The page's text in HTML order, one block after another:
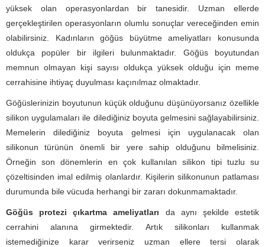
yüksek olan operasyonlardan bir tanesidir. Uzman ellerde
gerçekleştirilen operasyonların olumlu sonuçlar vereceğinden emin
olabilirsiniz. Kadınların göğüs büyütme ameliyatları konusunda
oldukça popüler bir ilgileri bulunmaktadır. Göğüs boyutundan
memnun olmayan kişi sayısı oldukça yüksek olduğu için meme
cerrahisine ihtiyaç duyulması kaçınılmaz olmaktadır.
Göğüslerinizin boyutunun küçük olduğunu düşünüyorsanız özellikle
silikon uygulamaları ile dilediğiniz boyuta gelmesini sağlayabilirsiniz.
Memelerin dilediğiniz boyuta gelmesi için uygulanacak olan
silikonun türünün önemli bir yere sahip olduğunu bilmelisiniz.
Örneğin son dönemlerin en çok kullanılan silikon tipi tuzlu su
çözeltisinden imal edilmiş olanlardır. Kişilerin silikonunun patlaması
durumunda bile vücuda herhangi bir zararı dokunmamaktadır.
Göğüs protezi çıkartma ameliyatları da aynı şekilde estetik
cerrahini alanına girmektedir. Artık silikonları kullanmak
istemediğinize karar verirseniz uzman ellere tersi olarak